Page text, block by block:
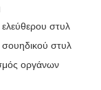
στυλ
στυλ
οργάνων